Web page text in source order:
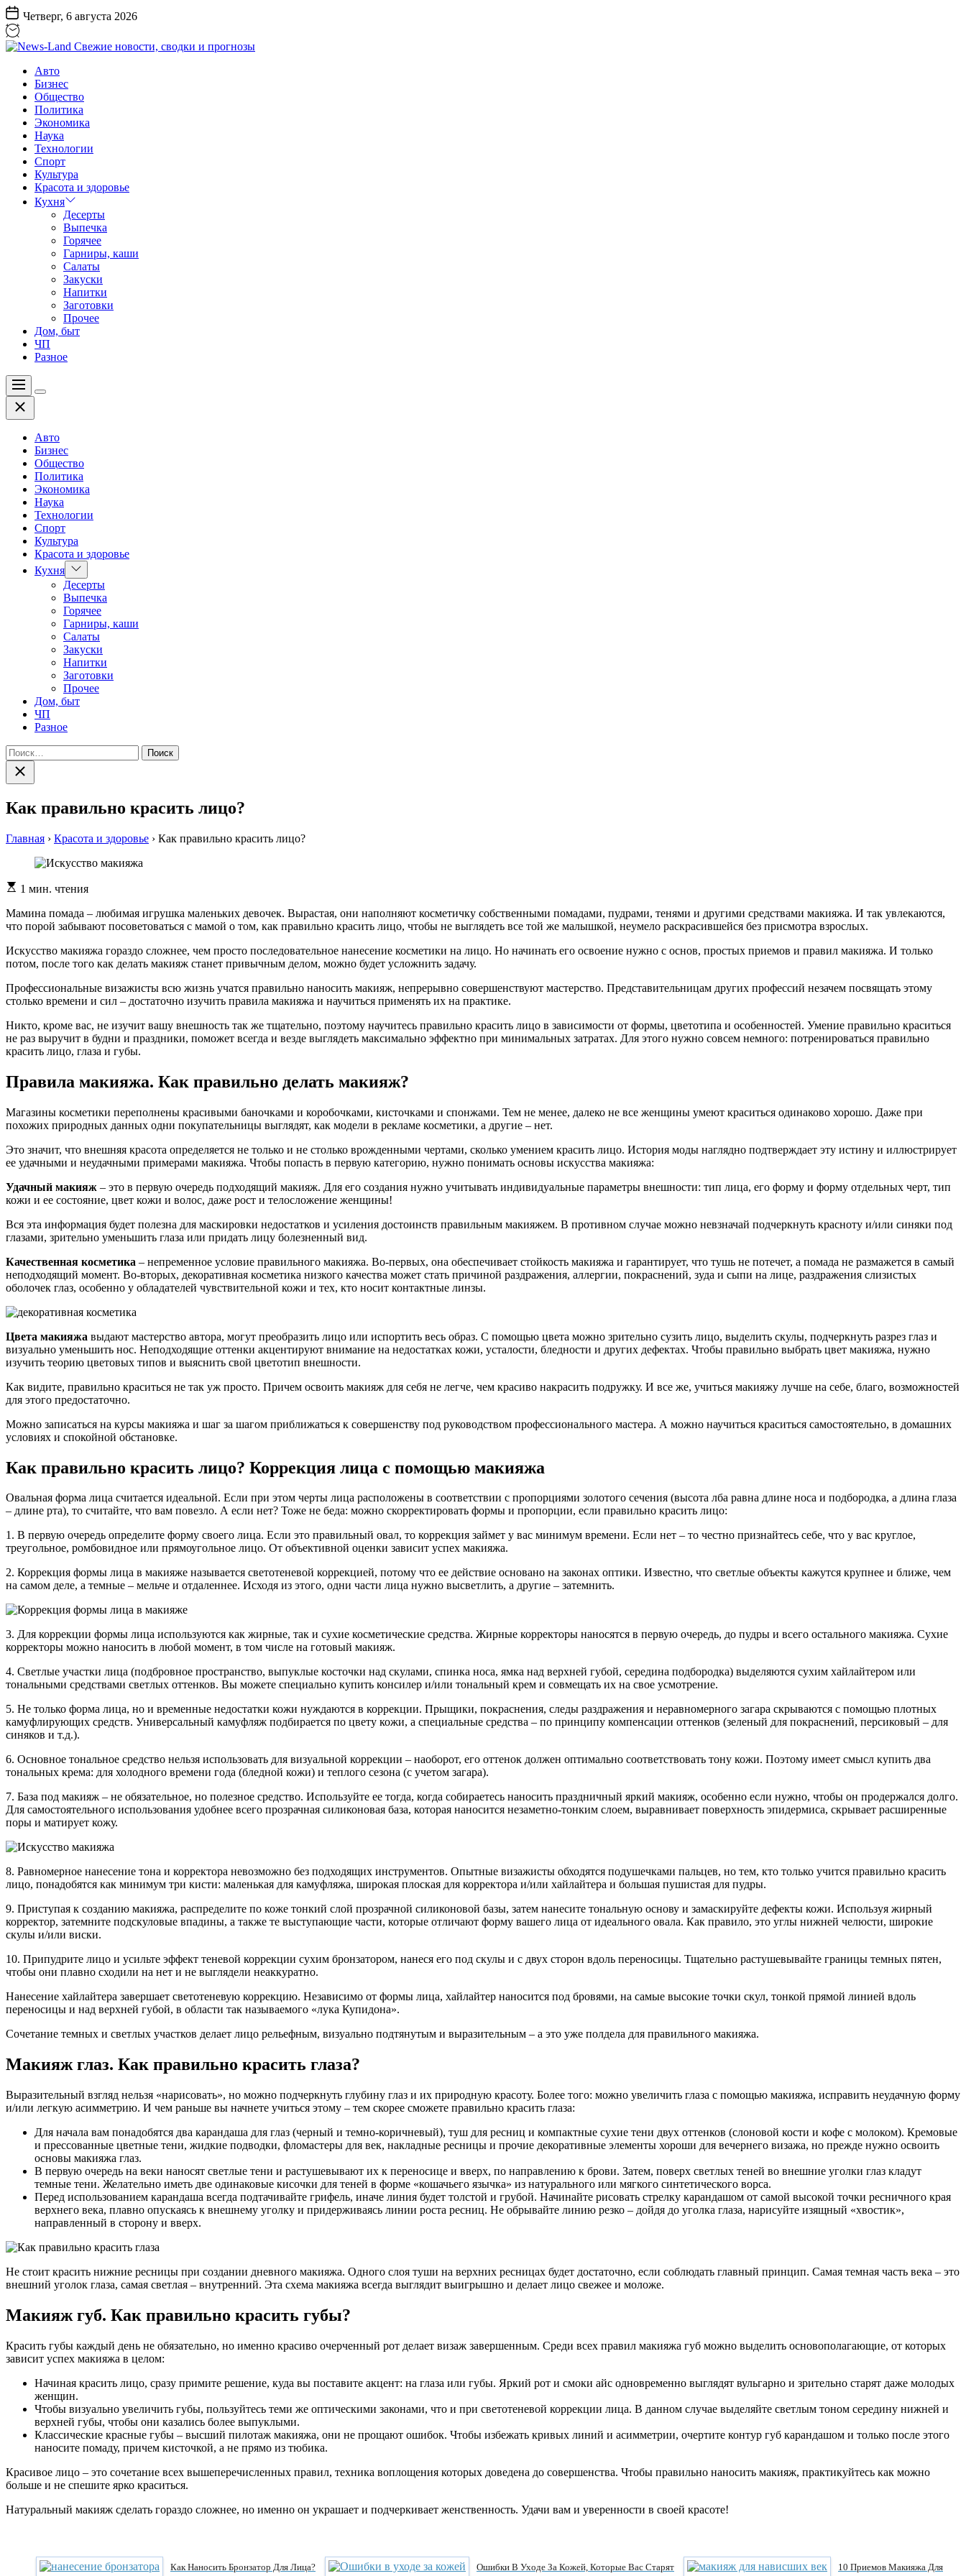
Перейти
к
содержанию
Четверг, 6 августа 2026
Land
Свежие
новости,
сводки
прогнозы
Авто
Бизнес
Общество
Политика
Экономика
Наука
Технологии
Спорт
Культура
Красота и здоровье
Кухня
Десерты
Выпечка
Горячее
Гарниры, каши
Салаты
Закуски
Напитки
Заготовки
Прочее
Дом, быт
ЧП
Разное
Меню
Цвет
Закрыть
Авто
Бизнес
Общество
Политика
Экономика
Наука
Технологии
Спорт
Культура
Красота и здоровье
Кухня Показать
подменю
Десерты
Выпечка
Горячее
Гарниры, каши
Салаты
Закуски
Напитки
Заготовки
Прочее
Дом, быт
ЧП
Разное
Найти:
Закрыть
поиск
Как правильно красить лицо?
Главная › Красота и здоровье › Как правильно красить лицо?
Расчетное
чтения
1 мин. чтения
Мамина помада – любимая игрушка маленьких девочек. Вырастая, они наполняют косметичку собственными помадами, пудрами, тенями и другими средствами макияжа. И так увлекаются,
что порой забывают посоветоваться с мамой о том, как правильно красить лицо, чтобы не выглядеть все той же малышкой, неумело раскрасившейся без присмотра взрослых.
Искусство макияжа гораздо сложнее, чем просто последовательное нанесение косметики на лицо. Но начинать его освоение нужно с основ, простых приемов и правил макияжа. И только
потом, после того как делать макияж станет привычным делом, можно будет усложнить задачу.
Профессиональные визажисты всю жизнь учатся правильно наносить макияж, непрерывно совершенствуют мастерство. Представительницам других профессий незачем посвящать этому
столько времени и сил – достаточно изучить правила макияжа и научиться применять их на практике.
Никто, кроме вас, не изучит вашу внешность так же тщательно, поэтому научитесь правильно красить лицо в зависимости от формы, цветотипа и особенностей. Умение правильно краситься
не раз выручит в будни и праздники, поможет всегда и везде выглядеть максимально эффектно при минимальных затратах. Для этого нужно совсем немного: потренироваться правильно
красить лицо, глаза и губы.
Правила макияжа. Как правильно делать макияж?
Магазины косметики переполнены красивыми баночками и коробочками, кисточками и спонжами. Тем не менее, далеко не все женщины умеют краситься одинаково хорошо. Даже при
похожих природных данных одни покупательницы выглядят, как модели в рекламе косметики, а другие – нет.
Это значит, что внешняя красота определяется не только и не столько врожденными чертами, сколько умением красить лицо. История моды наглядно подтверждает эту истину и иллюстрирует
ее удачными и неудачными примерами макияжа. Чтобы попасть в первую категорию, нужно понимать основы искусства макияжа:
Удачный макияж – это в первую очередь подходящий макияж. Для его создания нужно учитывать индивидуальные параметры внешности: тип лица, его форму и форму отдельных черт, тип
кожи и ее состояние, цвет кожи и волос, даже рост и телосложение женщины!
Вся эта информация будет полезна для маскировки недостатков и усиления достоинств правильным макияжем. В противном случае можно невзначай подчеркнуть красноту и/или синяки под
глазами, зрительно уменьшить глаза или придать лицу болезненный вид.
Качественная косметика – непременное условие правильного макияжа. Во-первых, она обеспечивает стойкость макияжа и гарантирует, что тушь не потечет, а помада не размажется в самый
неподходящий момент. Во-вторых, декоративная косметика низкого качества может стать причиной раздражения, аллергии, покраснений, зуда и сыпи на лице, раздражения слизистых
оболочек глаз, особенно у обладателей чувствительной кожи и тех, кто носит контактные линзы.
Цвета макияжа выдают мастерство автора, могут преобразить лицо или испортить весь образ. С помощью цвета можно зрительно сузить лицо, выделить скулы, подчеркнуть разрез глаз и
визуально уменьшить нос. Неподходящие оттенки акцентируют внимание на недостатках кожи, усталости, бледности и других дефектах. Чтобы правильно выбрать цвет макияжа, нужно
изучить теорию цветовых типов и выяснить свой цветотип внешности.
Как видите, правильно краситься не так уж просто. Причем освоить макияж для себя не легче, чем красиво накрасить подружку. И все же, учиться макияжу лучше на себе, благо, возможностей
для этого предостаточно.
Можно записаться на курсы макияжа и шаг за шагом приближаться к совершенству под руководством профессионального мастера. А можно научиться краситься самостоятельно, в домашних
условиях и спокойной обстановке.
Как правильно красить лицо? Коррекция лица с помощью макияжа
Овальная форма лица считается идеальной. Если при этом черты лица расположены в соответствии с пропорциями золотого сечения (высота лба равна длине носа и подбородка, а длина глаза
– длине рта), то считайте, что вам повезло. А если нет? Тоже не беда: можно скорректировать формы и пропорции, если правильно красить лицо:
1. В первую очередь определите форму своего лица. Если это правильный овал, то коррекция займет у вас минимум времени. Если нет – то честно признайтесь себе, что у вас круглое,
треугольное, ромбовидное или прямоугольное лицо. От объективной оценки зависит успех макияжа.
2. Коррекция формы лица в макияже называется светотеневой коррекцией, потому что ее действие основано на законах оптики. Известно, что светлые объекты кажутся крупнее и ближе, чем
на самом деле, а темные – мельче и отдаленнее. Исходя из этого, одни части лица нужно высветлить, а другие – затемнить.
3. Для коррекции формы лица используются как жирные, так и сухие косметические средства. Жирные корректоры наносятся в первую очередь, до пудры и всего остального макияжа. Сухие
корректоры можно наносить в любой момент, в том числе на готовый макияж.
4. Светлые участки лица (подбровное пространство, выпуклые косточки над скулами, спинка носа, ямка над верхней губой, середина подбородка) выделяются сухим хайлайтером или
тональными средствами светлых оттенков. Вы можете специально купить консилер и/или тональный крем и совмещать их на свое усмотрение.
5. Не только форма лица, но и временные недостатки кожи нуждаются в коррекции. Прыщики, покраснения, следы раздражения и неравномерного загара скрываются с помощью плотных
камуфлирующих средств. Универсальный камуфляж подбирается по цвету кожи, а специальные средства – по принципу компенсации оттенков (зеленый для покраснений, персиковый – для
синяков и т.д.).
6. Основное тональное средство нельзя использовать для визуальной коррекции – наоборот, его оттенок должен оптимально соответствовать тону кожи. Поэтому имеет смысл купить два
тональных крема: для холодного времени года (бледной кожи) и теплого сезона (с учетом загара).
7. База под макияж – не обязательное, но полезное средство. Используйте ее тогда, когда собираетесь наносить праздничный яркий макияж, особенно если нужно, чтобы он продержался долго.
Для самостоятельного использования удобнее всего прозрачная силиконовая база, которая наносится незаметно-тонким слоем, выравнивает поверхность эпидермиса, скрывает расширенные
поры и матирует кожу.
8. Равномерное нанесение тона и корректора невозможно без подходящих инструментов. Опытные визажисты обходятся подушечками пальцев, но тем, кто только учится правильно красить
лицо, понадобятся как минимум три кисти: маленькая для камуфляжа, широкая плоская для корректора и/или хайлайтера и большая пушистая для пудры.
9. Приступая к созданию макияжа, распределите по коже тонкий слой прозрачной силиконовой базы, затем нанесите тональную основу и замаскируйте дефекты кожи. Используя жирный
корректор, затемните подскуловые впадины, а также те выступающие части, которые отличают форму вашего лица от идеального овала. Как правило, это углы нижней челюсти, широкие
скулы и/или виски.
10. Припудрите лицо и усильте эффект теневой коррекции сухим бронзатором, нанеся его под скулы и с двух сторон вдоль переносицы. Тщательно растушевывайте границы темных пятен,
чтобы они плавно сходили на нет и не выглядели неаккуратно.
Нанесение хайлайтера завершает светотеневую коррекцию. Независимо от формы лица, хайлайтер наносится под бровями, на самые высокие точки скул, тонкой прямой линией вдоль
переносицы и над верхней губой, в области так называемого «лука Купидона».
Сочетание темных и светлых участков делает лицо рельефным, визуально подтянутым и выразительным – а это уже полдела для правильного макияжа.
Макияж глаз. Как правильно красить глаза?
Выразительный взгляд нельзя «нарисовать», но можно подчеркнуть глубину глаз и их природную красоту. Более того: можно увеличить глаза с помощью макияжа, исправить неудачную форму
и/или легкую асимметрию. И чем раньше вы начнете учиться этому – тем скорее сможете правильно красить глаза:
Для начала вам понадобятся два карандаша для глаз (черный и темно-коричневый), туш для ресниц и компактные сухие тени двух оттенков (слоновой кости и кофе с молоком). Кремовые
и прессованные цветные тени, жидкие подводки, фломастеры для век, накладные ресницы и прочие декоративные элементы хороши для вечернего визажа, но прежде нужно освоить
основы макияжа глаз.
В первую очередь на веки наносят светлые тени и растушевывают их к переносице и вверх, по направлению к брови. Затем, поверх светлых теней во внешние уголки глаз кладут
темные тени. Желательно иметь две одинаковые кисочки для теней в форме «кошачьего язычка» из натурального или мягкого синтетического ворса.
Перед использованием карандаша всегда подтачивайте грифель, иначе линия будет толстой и грубой. Начинайте рисовать стрелку карандашом от самой высокой точки ресничного края
верхнего века, плавно опускаясь к внешнему уголку и придерживаясь линии роста ресниц. Не обрывайте линию резко – дойдя до уголка глаза, нарисуйте изящный «хвостик»,
направленный в сторону и вверх.
Не стоит красить нижние ресницы при создании дневного макияжа. Одного слоя туши на верхних ресницах будет достаточно, если соблюдать главный принцип. Самая темная часть века – это
внешний уголок глаза, самая светлая – внутренний. Эта схема макияжа всегда выглядит выигрышно и делает лицо свежее и моложе.
Макияж губ. Как правильно красить губы?
Красить губы каждый день не обязательно, но именно красиво очерченный рот делает визаж завершенным. Среди всех правил макияжа губ можно выделить основополагающие, от которых
зависит успех макияжа в целом:
Начиная красить лицо, сразу примите решение, куда вы поставите акцент: на глаза или губы. Яркий рот и смоки айс одновременно выглядят вульгарно и зрительно старят даже молодых
женщин.
Чтобы визуально увеличить губы, пользуйтесь теми же оптическими законами, что и при светотеневой коррекции лица. В данном случае выделяйте светлым тоном середину нижней и
верхней губы, чтобы они казались более выпуклыми.
Классические красные губы – высший пилотаж макияжа, они не прощают ошибок. Чтобы избежать кривых линий и асимметрии, очертите контур губ карандашом и только после этого
наносите помаду, причем кисточкой, а не прямо из тюбика.
Красивое лицо – это сочетание всех вышеперечисленных правил, техника воплощения которых доведена до совершенства. Чтобы правильно наносить макияж, практикуйтесь как можно
больше и не спешите ярко краситься.
Натуральный макияж сделать гораздо сложнее, но именно он украшает и подчеркивает женственность. Удачи вам и уверенности в своей красоте!
Как Наносить Бронзатор Для Лица? Ошибки В Уходе За Кожей, Которые Вас Старят 10 Приемов Макияжа Для